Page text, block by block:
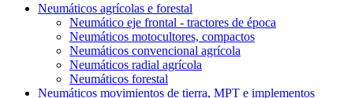
Neumáticos agrícolas e forestal
Neumático eje frontal - tractores de época
Neumáticos motocultores, compactos
Neumáticos convencional agrícola
Neumáticos radial agrícola
Neumáticos forestal
Neumáticos movimientos de tierra, MPT e implementos